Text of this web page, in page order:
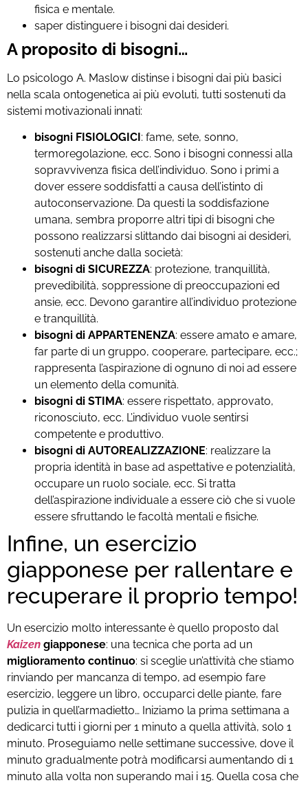
fisica e mentale.
saper distinguere i bisogni dai desideri.
A proposito di bisogni…
Lo psicologo A. Maslow distinse i bisogni dai più basici
nella scala ontogenetica ai più evoluti, tutti sostenuti da
sistemi motivazionali innati:
bisogni FISIOLOGICI: fame, sete, sonno,
termoregolazione, ecc. Sono i bisogni connessi alla
sopravvivenza fisica dell’individuo. Sono i primi a
dover essere soddisfatti a causa dell’istinto di
autoconservazione. Da questi la soddisfazione
umana, sembra proporre altri tipi di bisogni che
possono realizzarsi slittando dai bisogni ai desideri,
sostenuti anche dalla società:
bisogni di SICUREZZA: protezione, tranquillità,
prevedibilità, soppressione di preoccupazioni ed
ansie, ecc. Devono garantire all’individuo protezione
e tranquillità.
bisogni di APPARTENENZA: essere amato e amare,
far parte di un gruppo, cooperare, partecipare, ecc.;
rappresenta l’aspirazione di ognuno di noi ad essere
un elemento della comunità.
bisogni di STIMA: essere rispettato, approvato,
riconosciuto, ecc. L’individuo vuole sentirsi
competente e produttivo.
bisogni di AUTOREALIZZAZIONE: realizzare la
propria identità in base ad aspettative e potenzialità,
occupare un ruolo sociale, ecc. Si tratta
dell’aspirazione individuale a essere ciò che si vuole
essere sfruttando le facoltà mentali e fisiche.
Infine, un esercizio
giapponese per rallentare e
recuperare il proprio tempo!
Un esercizio molto interessante è quello proposto dal
Kaizen giapponese: una tecnica che porta ad un
miglioramento continuo: si sceglie un’attività che stiamo
rinviando per mancanza di tempo, ad esempio fare
esercizio, leggere un libro, occuparci delle piante, fare
pulizia in quell’armadietto… Iniziamo la prima settimana a
dedicarci tutti i giorni per 1 minuto a quella attività, solo 1
minuto. Proseguiamo nelle settimane successive, dove il
minuto gradualmente potrà modificarsi aumentando di 1
minuto alla volta non superando mai i 15. Quella cosa che